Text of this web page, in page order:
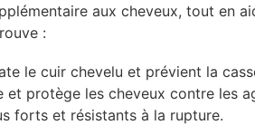
aux cheveux, tout en
:
le cuir chevelu et prévient la
protège les cheveux contre les
forts et résistants à la rupture.